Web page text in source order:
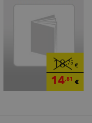
18,75€
14,81 €